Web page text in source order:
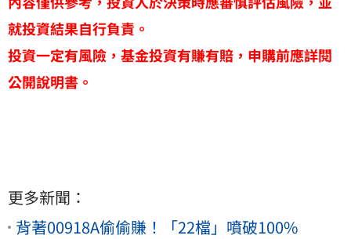
就投資結果自行負責。
投資一定有風險，基金投資有賺有賠，申購前應詳閱
公開說明書。
更多新聞：
背著00918A偷偷賺！「22檔」噴破100%